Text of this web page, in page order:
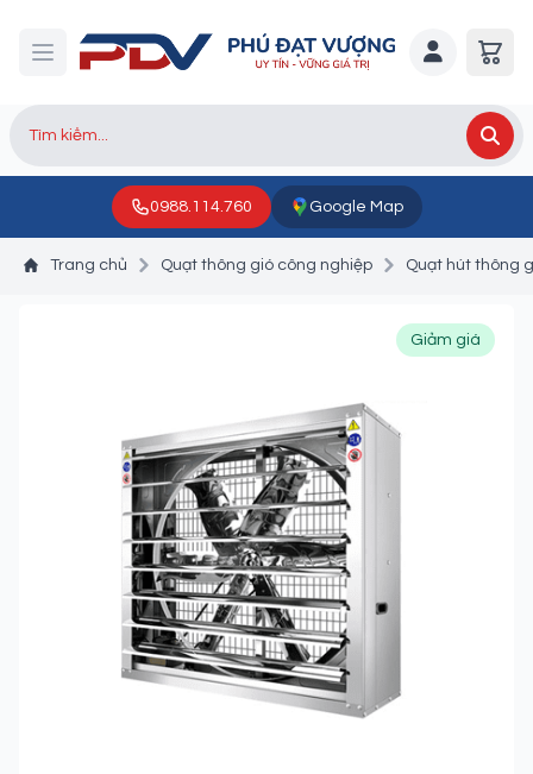
0988.114.760 Google Map
Trang chủ Quạt thông gió công nghiệp Quạt hút thông
Giảm giá